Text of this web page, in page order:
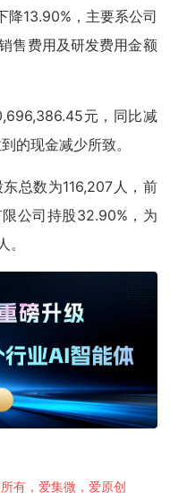
13.90%，主要系公司
售费用及研发费用金额
元，同比减
的现金减少所致。
总数为116,207人，前
公司持股32.90%，为
有，爱集微，爱原创